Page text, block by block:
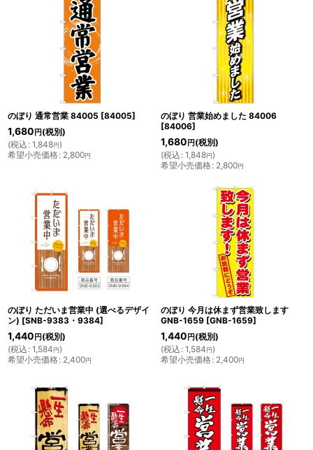
のぼり 通常営業 84005 [84005]
1,680 円 (税別)
(税込 : 1,848円)
希望小売価格: 2,800円
のぼり 営業始めました 84006
[84006]
1,680 円 (税別)
(税込 : 1,848円)
希望小売価格: 2,800円
のぼり ただいま営業中 (選べるデザイ
ン) [SNB-9383・9384]
1,440 円 (税別)
(税込 : 1,584円)
希望小売価格: 2,400円
のぼり 今月は休まず営業致します
GNB-1659 [GNB-1659]
1,440 円 (税別)
(税込 : 1,584円)
希望小売価格: 2,400円